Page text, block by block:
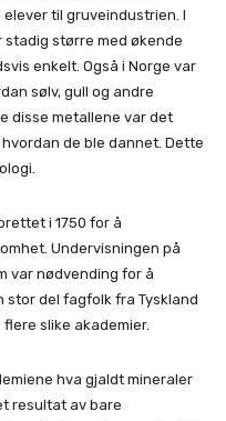
til gruveindustrien. I
større med økende
enkelt. Også i Norge var
sølv, gull og andre
disse metallene var det
de ble dannet. Dette
i 1750 for å
Undervisningen på
var nødvending for å
del fagfolk fra Tyskland
slike akademier.
hva gjaldt mineraler
resultat av bare